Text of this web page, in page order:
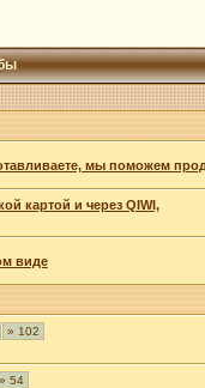
мы поможем
картой и через QIWI,
виде
» 102
» 54